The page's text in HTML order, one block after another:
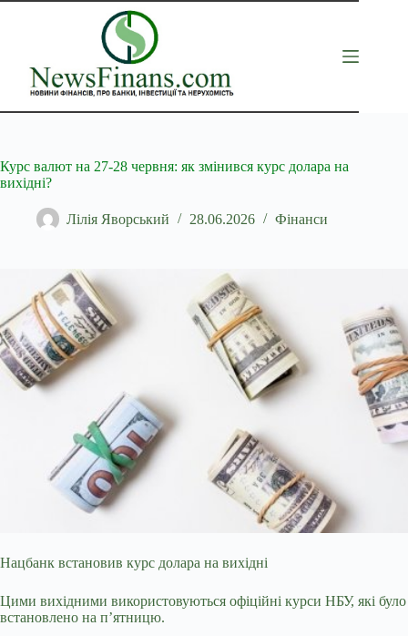
Перейти
Курс валют на 27-28 червня: як змінився курс долара на
вихідні?
Лілія Яворський 28.06.2026 Фінанси
Нацбанк встановив курс долара на вихідні
Цими вихідними використовуються офіційні курси НБУ, які було
встановлено на п’ятницю.